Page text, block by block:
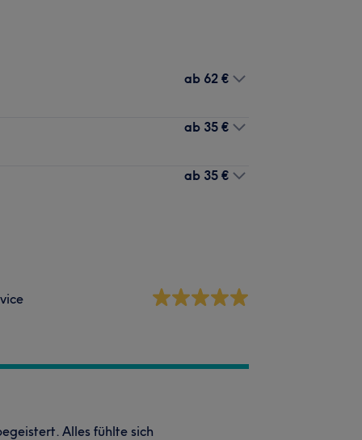
ab 62 €
ab 35 €
ab 35 €
Alles fühlte sich